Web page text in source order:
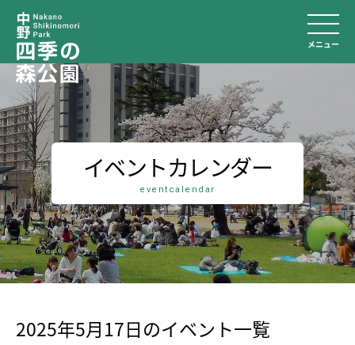
メニュー
イベントカレンダー
eventcalendar
2025年5月17日のイベント⼀覧